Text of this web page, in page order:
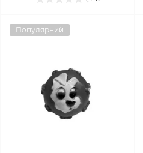
Популярний